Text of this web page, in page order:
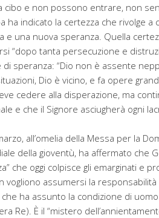
cibo e non possono entrare, non
ha indicato la certezza che rivolge a
e una nuova speranza. Quella
“dopo tanta persecuzione e
di speranza: “Dio non è assente
Dio è vicino, e fa opere
cedere alla disperazione, ma
e che il Signore asciugherà ogni
all’omelia della Messa per la
della gioventù, ha affermato che
che oggi colpisce gli emarginati e
vogliono assumersi la
che ha assunto la condizione di
Re). È il “mistero